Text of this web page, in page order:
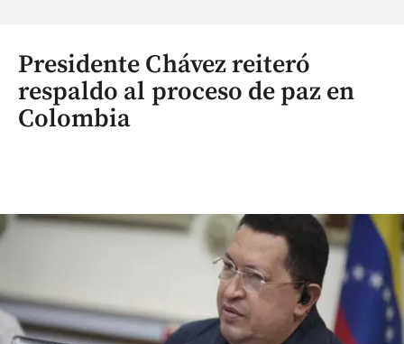
Presidente Chávez reiteró
respaldo al proceso de paz en
Colombia